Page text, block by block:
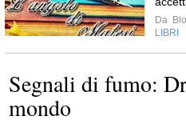
Da
LIBRI
Segnali di fumo:
mondo